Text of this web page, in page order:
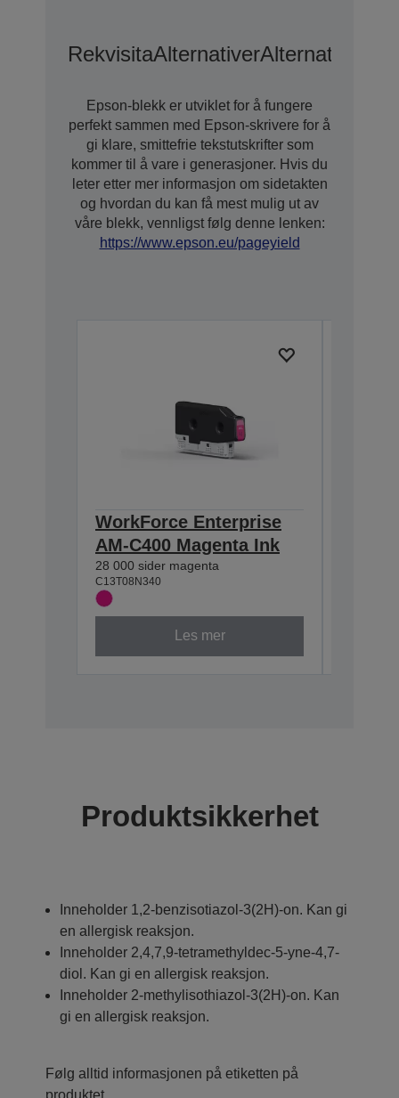
RekvisitaAlternativerAlternativer
Epson-blekk er utviklet for å fungere
perfekt sammen med Epson-skrivere for å
gi klare, smittefrie tekstutskrifter som
kommer til å vare i generasjoner. Hvis du
leter etter mer informasjon om sidetakten
og hvordan du kan få mest mulig ut av
våre blekk, vennligst følg denne lenken:
https://www.epson.eu/pageyield
WorkForce Enterprise
AM-C400 Magenta Ink
28 000 sider magenta
C13T08N340
Les mer
Produktsikkerhet
Inneholder 1,2-benzisotiazol-3(2H)-on. Kan gi
en allergisk reaksjon.
Inneholder 2,4,7,9-tetramethyldec-5-yne-4,7-
diol. Kan gi en allergisk reaksjon.
Inneholder 2-methylisothiazol-3(2H)-on. Kan
gi en allergisk reaksjon.
Følg alltid informasjonen på etiketten på
produktet.